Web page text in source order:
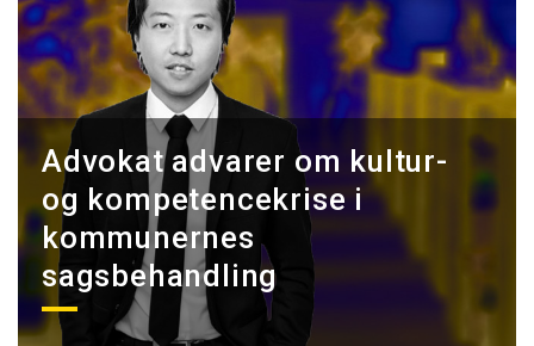
Advokat advarer om kultur-
og kompetencekrise i
kommunernes
sagsbehandling